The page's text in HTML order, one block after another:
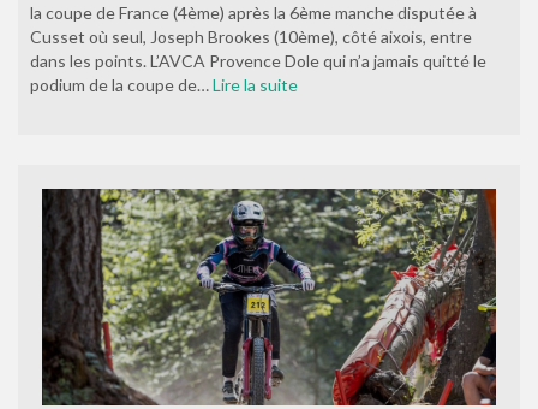
la coupe de France (4ème) après la 6ème manche disputée à
Cusset où seul, Joseph Brookes (10ème), côté aixois, entre
dans les points. L’AVCA Provence Dole qui n’a jamais quitté le
podium de la coupe de…Lire la suite